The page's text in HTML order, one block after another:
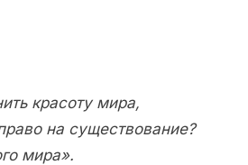
красоту мира,
на существование?
мира».